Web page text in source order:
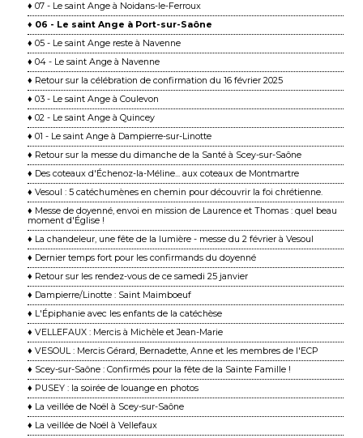
♦ 07 - Le saint Ange à Noidans-le-Ferroux
♦ 06 - Le saint Ange à Port-sur-Saône
♦ 05 - Le saint Ange reste à Navenne
♦ 04 - Le saint Ange à Navenne
♦ Retour sur la célébration de confirmation du 16 février 2025
♦ 03 - Le saint Ange à Coulevon
♦ 02 - Le saint Ange à Quincey
♦ 01 - Le saint Ange à Dampierre-sur-Linotte
♦ Retour sur la messe du dimanche de la Santé à Scey-sur-Saône
♦ Des coteaux d'Échenoz-la-Méline... aux coteaux de Montmartre
♦ Vesoul : 5 catéchumènes en chemin pour découvrir la foi chrétienne.
♦ Messe de doyenné, envoi en mission de Laurence et Thomas : quel beau
moment d'Église !
♦ La chandeleur, une fête de la lumière - messe du 2 février à Vesoul
♦ Dernier temps fort pour les confirmands du doyenné
♦ Retour sur les rendez-vous de ce samedi 25 janvier
♦ Dampierre/Linotte : Saint Maimboeuf
♦ L'Épiphanie avec les enfants de la catéchèse
♦ VELLEFAUX : Mercis à Michèle et Jean-Marie
♦ VESOUL : Mercis Gérard, Bernadette, Anne et les membres de l'ECP
♦ Scey-sur-Saône : Confirmés pour la fête de la Sainte Famille !
♦ PUSEY : la soirée de louange en photos
♦ La veillée de Noël à Scey-sur-Saône
♦ La veillée de Noël à Vellefaux